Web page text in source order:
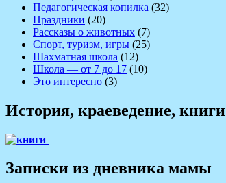
Педагогическая копилка (32)
Праздники (20)
Рассказы о животных (7)
Спорт, туризм, игры (25)
Шахматная школа (12)
Школа — от 7 до 17 (10)
Это интересно (3)
История, краеведение, книги
Записки из дневника мамы